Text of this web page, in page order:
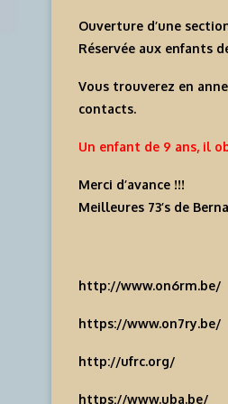
Ouverture d’une
Réservée aux enfants
Vous trouverez en
contacts.
Un enfant de 9 ans, il
Merci d’avance !!!
Meilleures 73’s de
http://www.on6rm.be/
https://www.on7ry.be/
http://ufrc.org/
https://www.uba.be/